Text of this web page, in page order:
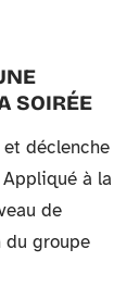
SOIRÉE
déclenche
Appliqué à la
de
du groupe